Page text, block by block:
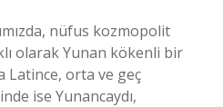
nüfus kozmopolit
olarak Yunan kökenli bir
Latince, orta ve geç
ise Yunancaydı,